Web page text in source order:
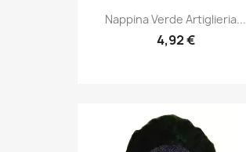
Anteprima
Nappina Verde Artiglieria...
4,92 €